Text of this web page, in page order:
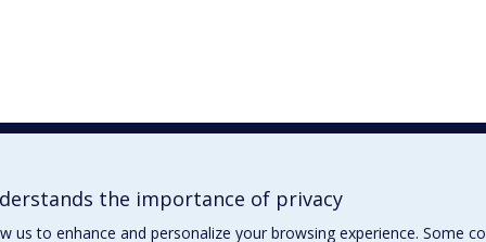
the importance of privacy
us to enhance and personalize your browsing experience. Some